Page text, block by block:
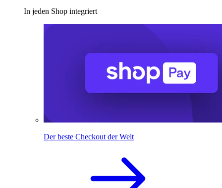
In jeden Shop integriert
Der beste Checkout der Welt